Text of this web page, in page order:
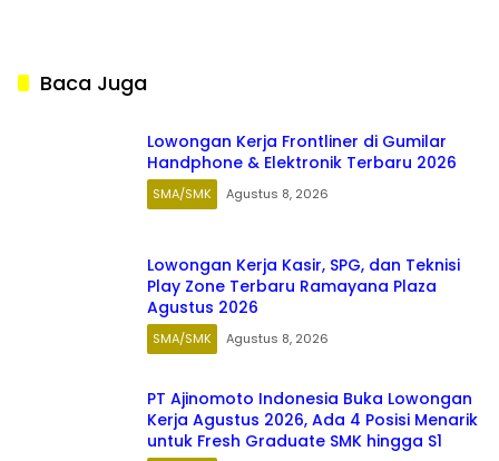
Baca Juga
Lowongan Kerja Frontliner di Gumilar
Handphone & Elektronik Terbaru 2026
SMA/SMK Agustus 8, 2026
Lowongan Kerja Kasir, SPG, dan Teknisi
Play Zone Terbaru Ramayana Plaza
Agustus 2026
SMA/SMK Agustus 8, 2026
PT Ajinomoto Indonesia Buka Lowongan
Kerja Agustus 2026, Ada 4 Posisi Menarik
untuk Fresh Graduate SMK hingga S1